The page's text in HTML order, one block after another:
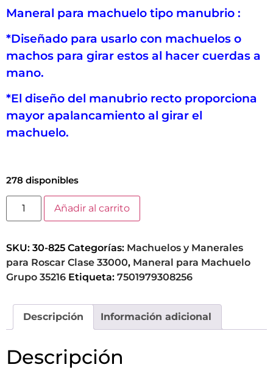
Maneral para machuelo tipo manubrio :
*Diseñado para usarlo con machuelos o
machos para girar estos al hacer cuerdas a
mano.
*El diseño del manubrio recto proporciona
mayor apalancamiento al girar el
machuelo.
278 disponibles
Añadir al carrito
SKU: 30-825 Categorías: Machuelos y Manerales
para Roscar Clase 33000, Maneral para Machuelo
Grupo 35216 Etiqueta: 7501979308256
Descripción Información adicional
Descripción